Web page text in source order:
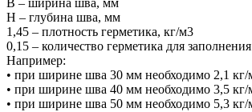
B – ширина шва, мм
Н – глубина шва, мм
1,45 – плотность герметика, кг/м3
0,15 – количество герметика для
Например:
• при ширине шва 30 мм необходимо 2,1 кг/
• при ширине шва 40 мм необходимо 3,5 кг/
• при ширине шва 50 мм необходимо 5,3 кг/